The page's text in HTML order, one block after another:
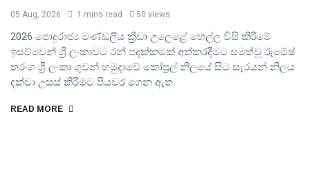
05 Aug, 2026 1 mins read 50 views
2026 පොදුරාජ්‍ය මණ්ඩලීය ක්‍රීඩා උලෙළේ හෙල්ල විසි කිරීමේ
ඉසව්වෙන් ශ්‍රී ලංකාවට රන් පදක්කමක් අත්කරදීමට සමත්වූ රුමේෂ්
තරංග ශ්‍රී ලංකා ගුවන් හමුදාවේ කෝප්‍රල් නිලයේ සිට සැරයන් නිලය
දක්වා උසස් කිරීමට පියවර ගෙන ඇත.
READ MORE